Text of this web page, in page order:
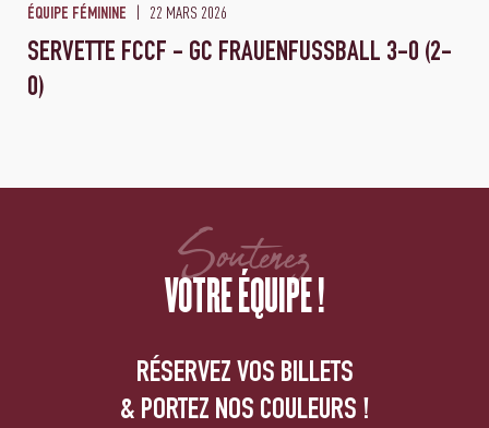
ÉQUIPE FÉMININE 22 MARS 2026
SERVETTE FCCF - GC FRAUENFUSSBALL 3-0 (2-
0)
Soutenez
VOTRE ÉQUIPE !
RÉSERVEZ VOS BILLETS
& PORTEZ NOS COULEURS !